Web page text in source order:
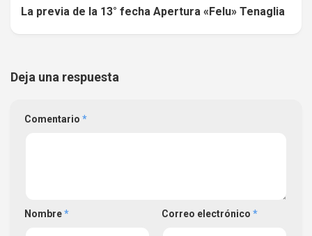
La previa de la 13° fecha Apertura «Felu» Tenaglia
Deja una respuesta
Comentario *
Nombre* Correo electrónico *